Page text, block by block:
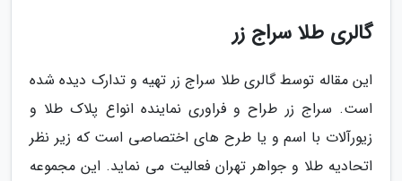
گالری طلا سراج زر
این مقاله توسط گالری طلا سراج زر تهیه و تدارک دیده شده
است. سراج زر طراح و فراوری نماینده انواع پلاک طلا و
زیورآلات با اسم و یا طرح های اختصاصی است که زیر نظر
اتحادیه طلا و جواهر تهران فعالیت می نماید. این مجموعه